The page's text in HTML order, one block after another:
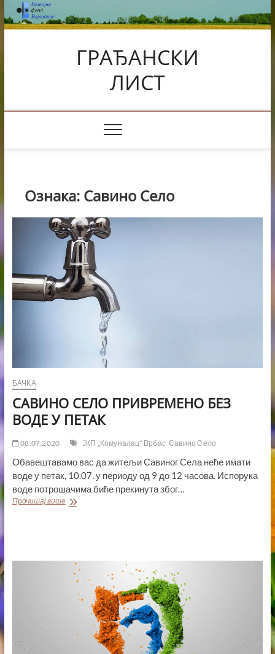
Skip
to
content
ГРАЂАНСКИ
ЛИСТ
Ознака: Савино Село
БАЧКА
САВИНО СЕЛО ПРИВРЕМЕНО БЕЗ
ВОДЕ У ПЕТАК
08.07.2020 ЈКП „Комуналац“ Врбас Савино Село
Oбавештавамо вас да житељи Савиног Села неће имати
воде у петак, 10.07. у периоду од 9 до 12 часова. Испорука
воде потрошачима биће прекинута због…
Прочитај вишеСАВИНО
ПЕТАК